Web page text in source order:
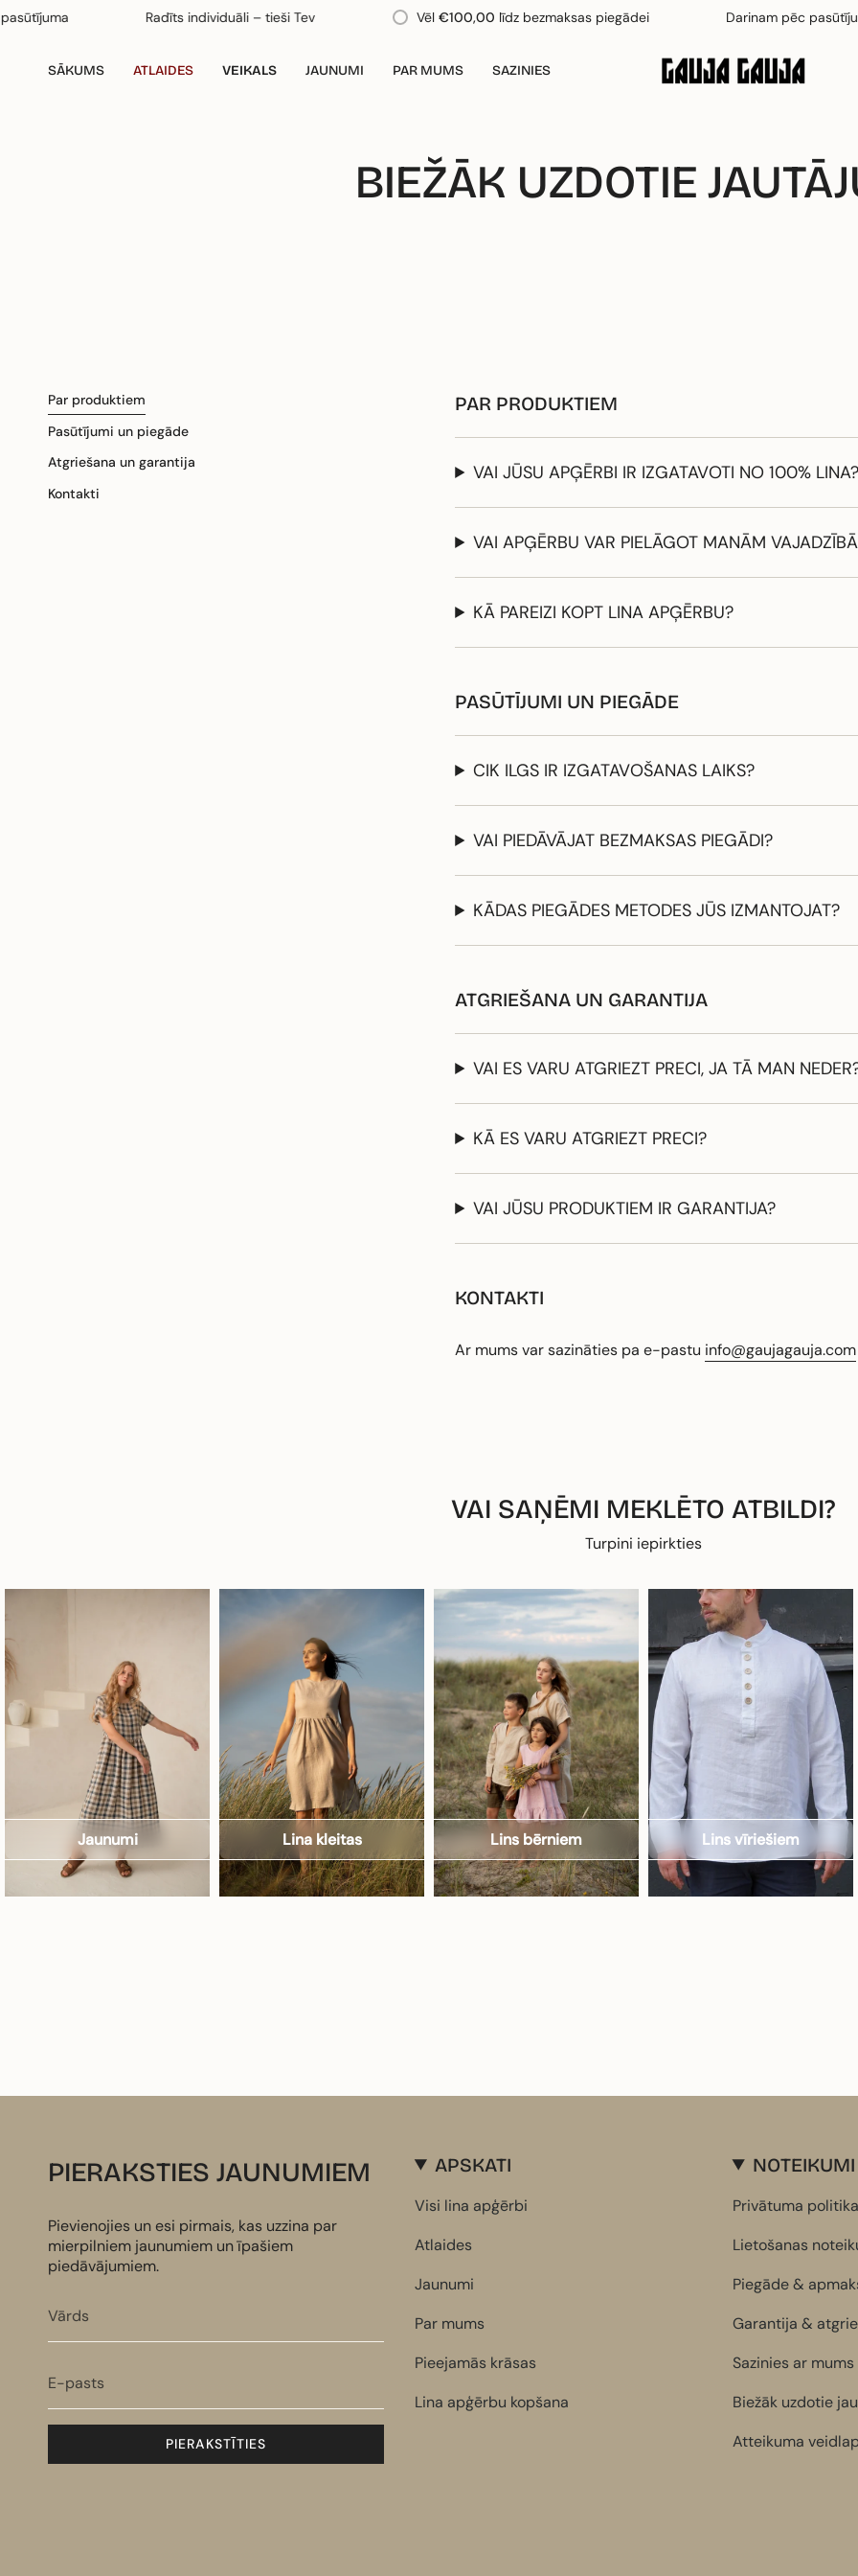
Pāriet
uz
Radīts individuāli – tieši Tev Vēl €100,00līdz bezmaksas piegādei Darinam pēc pasūtījuma
SĀKUMS ATLAIDES VEIKALS JAUNUMI PAR MUMS SAZINIES
BIEŽĀK UZDOTIE
Par produktiem
Pasūtījumi un piegāde
Atgriešana un garantija
Kontakti
PAR PRODUKTIEM
VAI JŪSU APĢĒRBI IR IZGATAVOTI NO 100%
VAI APĢĒRBU VAR PIELĀGOT MANĀM
KĀ PAREIZI KOPT LINA APĢĒRBU?
PASŪTĪJUMI UN PIEGĀDE
CIK ILGS IR IZGATAVOŠANAS LAIKS?
VAI PIEDĀVĀJAT BEZMAKSAS PIEGĀDI?
KĀDAS PIEGĀDES METODES JŪS IZMANTOJAT?
ATGRIEŠANA UN GARANTIJA
VAI ES VARU ATGRIEZT PRECI, JA TĀ MAN
KĀ ES VARU ATGRIEZT PRECI?
VAI JŪSU PRODUKTIEM IR GARANTIJA?
KONTAKTI
Ar mums var sazināties pa e-pastu info@gaujagauja.com
VAI SAŅĒMI MEKLĒTO ATBILDI?
Turpini iepirkties
Jaunumi Lina kleitas Lins bērniem Lins vīriešiem
PIERAKSTIES JAUNUMIEM
Pievienojies un esi pirmais, kas uzzina par
mierpilniem jaunumiem un īpašiem
piedāvājumiem.
PIERAKSTĪTIES
APSKATI
Visi lina apģērbi
Atlaides
Jaunumi
Par mums
Pieejamās krāsas
Lina apģērbu kopšana
NOTEIKUMI
Privātuma politika
Lietošanas
Piegāde &
Garantija &
Sazinies ar mums
Biežāk uzdotie
Atteikuma